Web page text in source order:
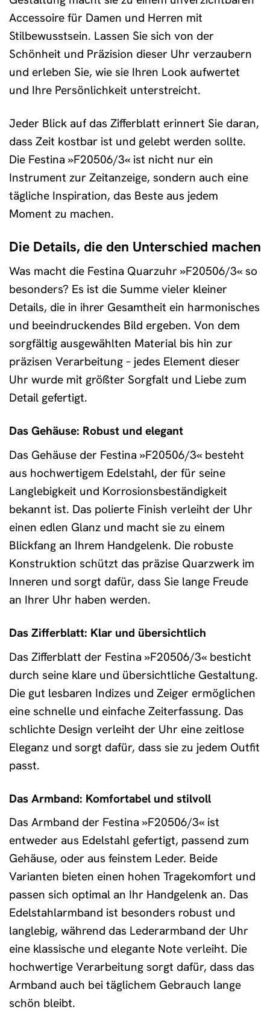
Accessoire für Damen und Herren mit
Stilbewusstsein. Lassen Sie sich von der
Schönheit und Präzision dieser Uhr verzaubern
und erleben Sie, wie sie Ihren Look aufwertet
und Ihre Persönlichkeit unterstreicht.
Jeder Blick auf das Zifferblatt erinnert Sie daran,
dass Zeit kostbar ist und gelebt werden sollte.
Die Festina »F20506/3« ist nicht nur ein
Instrument zur Zeitanzeige, sondern auch eine
tägliche Inspiration, das Beste aus jedem
Moment zu machen.
Die Details, die den Unterschied machen
Was macht die Festina Quarzuhr »F20506/3« so
besonders? Es ist die Summe vieler kleiner
Details, die in ihrer Gesamtheit ein harmonisches
und beeindruckendes Bild ergeben. Von dem
sorgfältig ausgewählten Material bis hin zur
präzisen Verarbeitung – jedes Element dieser
Uhr wurde mit größter Sorgfalt und Liebe zum
Detail gefertigt.
Das Gehäuse: Robust und elegant
Das Gehäuse der Festina »F20506/3« besteht
aus hochwertigem Edelstahl, der für seine
Langlebigkeit und Korrosionsbeständigkeit
bekannt ist. Das polierte Finish verleiht der Uhr
einen edlen Glanz und macht sie zu einem
Blickfang an Ihrem Handgelenk. Die robuste
Konstruktion schützt das präzise Quarzwerk im
Inneren und sorgt dafür, dass Sie lange Freude
an Ihrer Uhr haben werden.
Das Zifferblatt: Klar und übersichtlich
Das Zifferblatt der Festina »F20506/3« besticht
durch seine klare und übersichtliche Gestaltung.
Die gut lesbaren Indizes und Zeiger ermöglichen
eine schnelle und einfache Zeiterfassung. Das
schlichte Design verleiht der Uhr eine zeitlose
Eleganz und sorgt dafür, dass sie zu jedem Outfit
passt.
Das Armband: Komfortabel und stilvoll
Das Armband der Festina »F20506/3« ist
entweder aus Edelstahl gefertigt, passend zum
Gehäuse, oder aus feinstem Leder. Beide
Varianten bieten einen hohen Tragekomfort und
passen sich optimal an Ihr Handgelenk an. Das
Edelstahlarmband ist besonders robust und
langlebig, während das Lederarmband der Uhr
eine klassische und elegante Note verleiht. Die
hochwertige Verarbeitung sorgt dafür, dass das
Armband auch bei täglichem Gebrauch lange
schön bleibt.